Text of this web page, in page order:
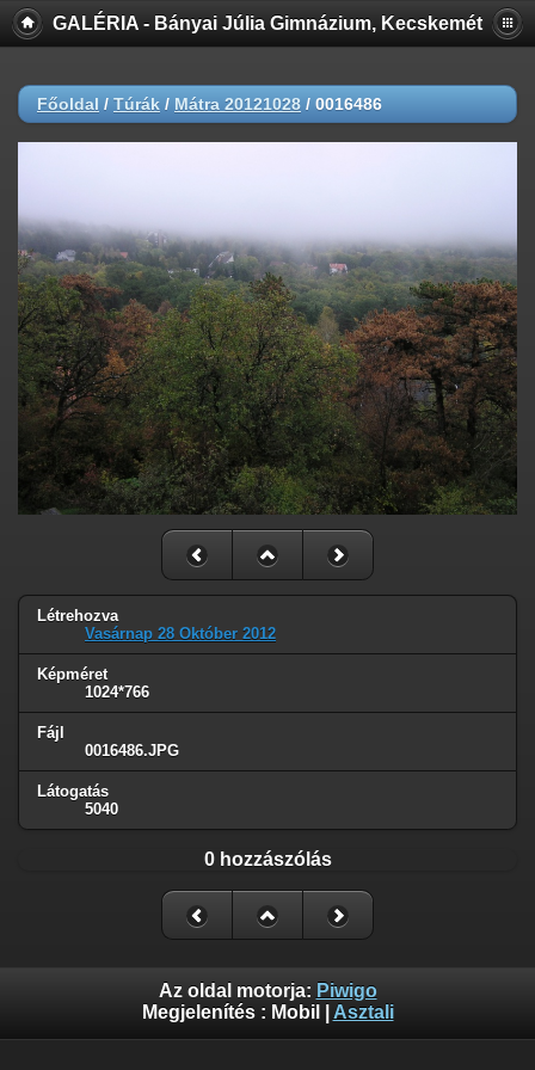
GALÉRIA - Bányai Júlia Gimnázium, Kecskemét
Főoldal / Túrák / Mátra 20121028 / 0016486
Létrehozva
Vasárnap 28 Október 2012
Képméret
1024*766
Fájl
0016486.JPG
Látogatás
5040
0 hozzászólás
Az oldal motorja: Piwigo
Megjelenítés : Mobil Asztali